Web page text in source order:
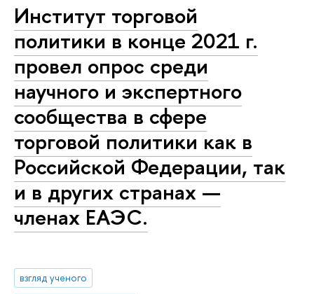
Институт торговой
политики в конце 2021 г.
провел опрос среди
научного и экспертного
сообщества в сфере
торговой политики как в
Российской Федерации, так
и в других странах —
членах ЕАЭС.
взгляд ученого